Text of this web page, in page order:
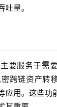
量。
要服务于需
跨链资产转
应用。这些功